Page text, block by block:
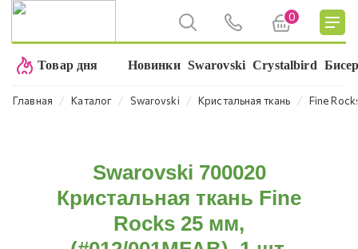
0
Товар дня Новинки Swarovski Crystalbird
Главная ⁄ Каталог ⁄ Swarovski ⁄ Кристальная ткань ⁄ Fine
Swarovski 700020
Кристальная ткань Fine
Rocks 25 мм,